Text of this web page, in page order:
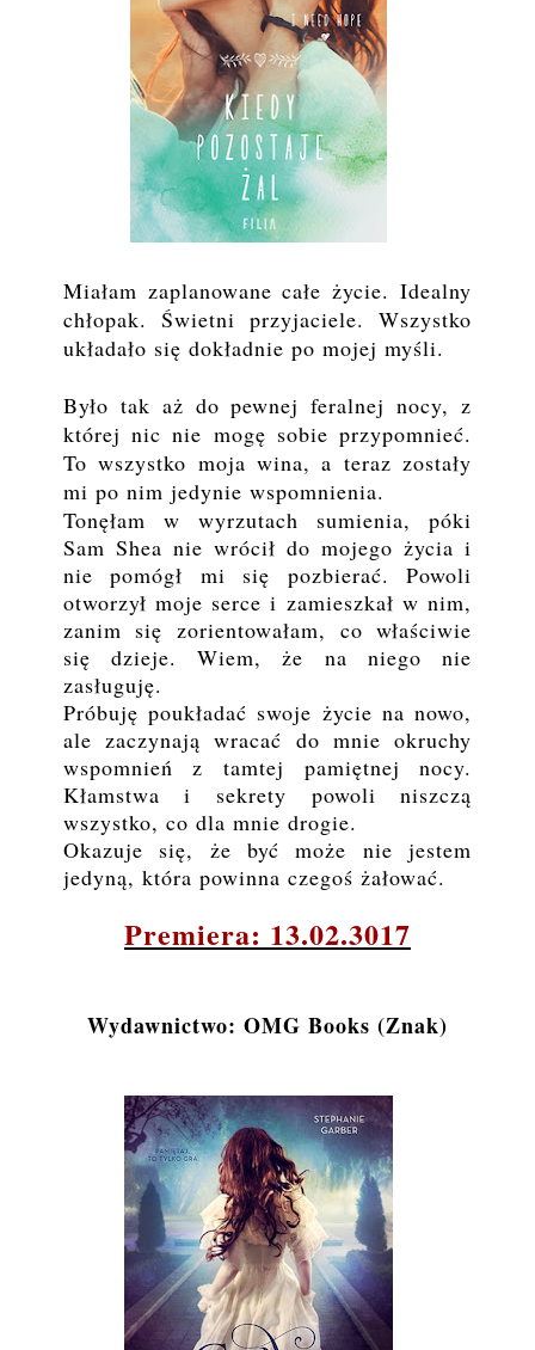
Miałam zaplanowane całe życie. Idealny
chłopak. Świetni przyjaciele. Wszystko
układało się dokładnie po mojej myśli.
Było tak aż do pewnej feralnej nocy, z
której nic nie mogę sobie przypomnieć.
To wszystko moja wina, a teraz zostały
mi po nim jedynie wspomnienia.
Tonęłam w wyrzutach sumienia, póki
Sam Shea nie wrócił do mojego życia i
nie pomógł mi się pozbierać. Powoli
otworzył moje serce i zamieszkał w nim,
zanim się zorientowałam, co właściwie
się dzieje. Wiem, że na niego nie
zasługuję.
Próbuję poukładać swoje życie na nowo,
ale zaczynają wracać do mnie okruchy
wspomnień z tamtej pamiętnej nocy.
Kłamstwa i sekrety powoli niszczą
wszystko, co dla mnie drogie.
Okazuje się, że być może nie jestem
jedyną, która powinna czegoś żałować.
Premiera: 13.02.3017
Wydawnictwo: OMG Books (Znak)